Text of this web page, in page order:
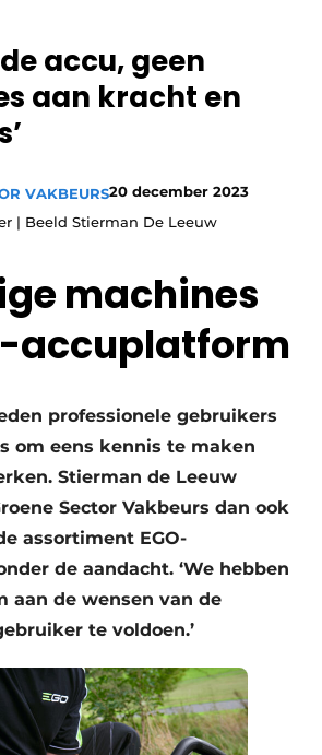
statement
accu, geen
aan kracht en
VAKBEURS20 december 2023
| Beeld Stierman De Leeuw
machines
accuplatform
professionele gebruikers
om eens kennis te maken
Stierman de Leeuw
Sector Vakbeurs dan ook
assortiment EGO-
de aandacht. ‘We hebben
aan de wensen van de
te voldoen.’